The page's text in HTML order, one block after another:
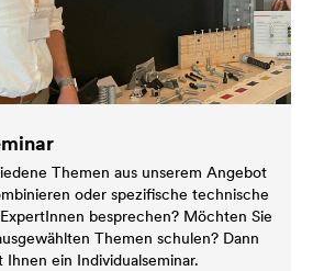
Themen aus unserem Angebot
oder spezifische technische
besprechen? Möchten Sie
Themen schulen? Dann
ein Individualseminar.